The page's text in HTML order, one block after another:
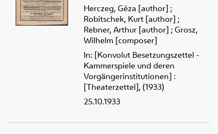
Herczeg, Géza [author] ;
Robitschek, Kurt [author] ;
Rebner, Arthur [author] ; Grosz,
Wilhelm [composer]
In: [Konvolut Besetzungszettel -
Kammerspiele und deren
Vorgängerinstitutionen] :
[Theaterzettel], (1933)
25.10.1933